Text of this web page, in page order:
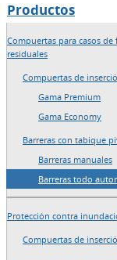
Productos
Compuertas para casos
residuales
Compuertas de
Gama Premium
Gama Economy
Barreras con tabique
Barreras manuales
Barreras todo
Protección contra
Compuertas de
→
→
→
Blobel